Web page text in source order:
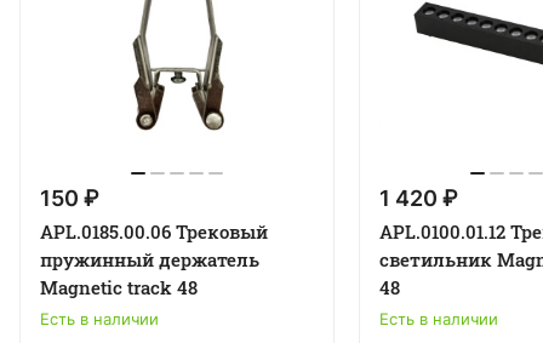
150 ₽
APL.0185.00.06 Трековый
пружинный держатель
Magnetic track 48
Есть в наличии
1 420 ₽
APL.0100.01.12
светильник
48
Есть в наличии